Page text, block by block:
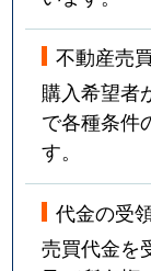
不動産売
購入希望者
で各種条件
す。
代金の受
売買代金を